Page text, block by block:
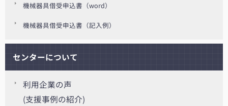
機械器具借受申込書（word）
機械器具借受申込書（記入例）
センターについて
利用企業の声
(支援事例の紹介)